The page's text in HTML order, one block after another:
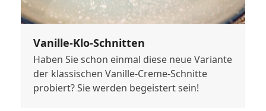
Vanille-Klo-Schnitten
Haben Sie schon einmal diese neue Variante
der klassischen Vanille-Creme-Schnitte
probiert? Sie werden begeistert sein!